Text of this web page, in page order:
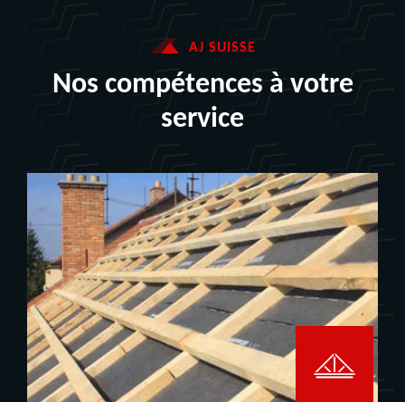
AJ SUISSE
Nos compétences à votre
service